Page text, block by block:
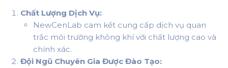
Chất Lượng Dịch Vụ:
NewCenLab cam kết cung cấp dịch vụ quan
trắc môi trường không khí với chất lượng cao và
chính xác.
Đội Ngũ Chuyên Gia Được Đào Tạo: